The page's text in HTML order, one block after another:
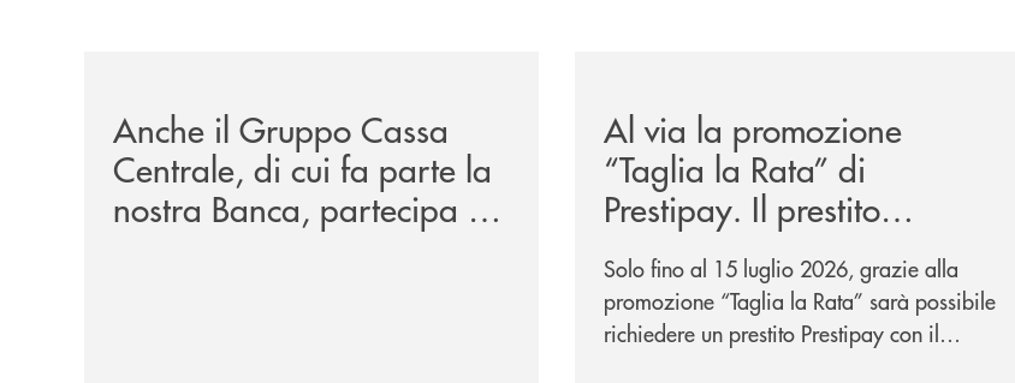
Anche il Gruppo Cassa
Centrale, di cui fa parte la
nostra Banca, partecipa a
EUR.BANK, il progetto di
Al via la promozione
“Taglia la Rata” di
Prestipay. Il prestito
personale che si fa in due
per te!
Solo fino al 15 luglio 2026, grazie alla
promozione “Taglia la Rata” sarà possibile
richiedere un prestito Prestipay con il